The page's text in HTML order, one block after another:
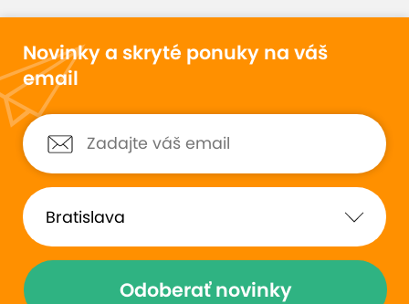
Novinky a skryté ponuky na váš
email
Odoberať novinky